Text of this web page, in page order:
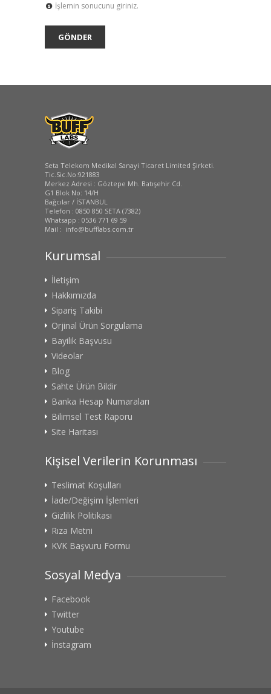
İşlemin sonucunu giriniz.
Seta Telekom Medikal Sanayi Ticaret Limited Şirketi.
Tic.Sic.No:921883
Merkez Adresi : Göztepe Mh. Batışehir Cd.
G1 Blok No: 14/H
Bağcılar / İSTANBUL
Telefon : 0850 850 SETA (7382)
Whatsapp : 0536 771 69 59
Mail : info@bufflabs.com.tr
Kurumsal
İletişim
Hakkımızda
Sipariş Takibi
Orjinal Ürün Sorgulama
Bayilik Başvusu
Videolar
Blog
Sahte Ürün Bildir
Banka Hesap Numaraları
Bilimsel Test Raporu
Site Haritası
Kişisel Verilerin Korunması
Teslimat Koşulları
İade/Değişim İşlemleri
Gizlilik Politikası
Rıza Metni
KVK Başvuru Formu
Sosyal Medya
Facebook
Twitter
Youtube
İnstagram